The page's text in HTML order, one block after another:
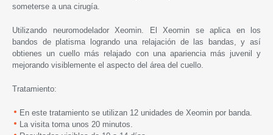
someterse a una cirugía.
Utilizando neuromodelador Xeomin. El Xeomin se aplica en los
bandos de platisma logrando una relajación de las bandas, y así
obtienes un cuello más relajado con una apariencia más juvenil y
mejorando visiblemente el aspecto del área del cuello.
Tratamiento:
En este tratamiento se utilizan 12 unidades de Xeomin por banda.
La visita toma unos 20 minutos.